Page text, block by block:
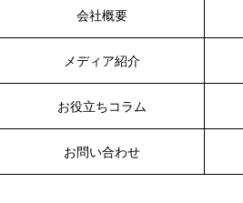
会社概要
メディア紹介
お役立ちコラム
お問い合わせ